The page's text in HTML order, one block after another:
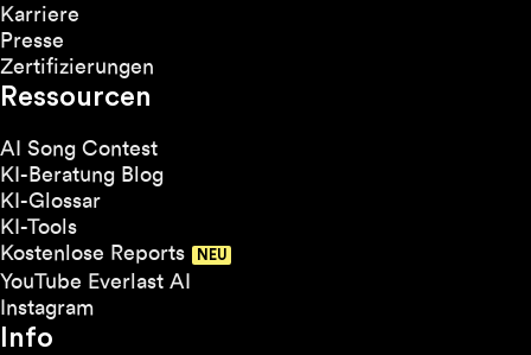
Karriere
Presse
Zertifizierungen
Ressourcen
AI Song Contest
KI-Beratung Blog
KI-Glossar
KI-Tools
Kostenlose Reports
YouTube Everlast AI
Instagram
Info